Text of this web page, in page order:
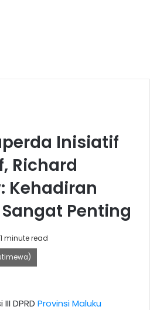
Inisiatif
Richard
Kehadiran
Penting
1 minute read
DPRD Provinsi Maluku